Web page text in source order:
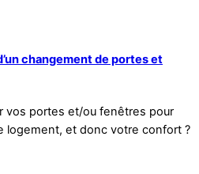
changement de portes et
vos portes et/ou fenêtres pour
logement, et donc votre confort ?